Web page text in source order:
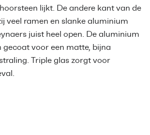
lijkt. De andere kant van de
veel ramen en slanke aluminium
juist heel open. De aluminium
gecoat voor een matte, bijna
Triple glas zorgt voor